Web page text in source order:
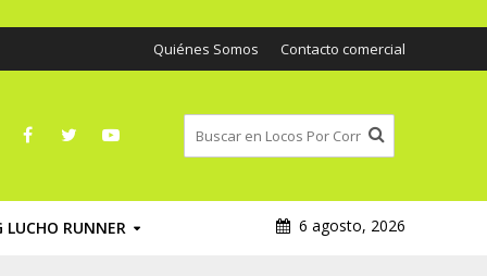
Quiénes Somos Contacto comercial
LUCHO RUNNER 6 agosto, 2026